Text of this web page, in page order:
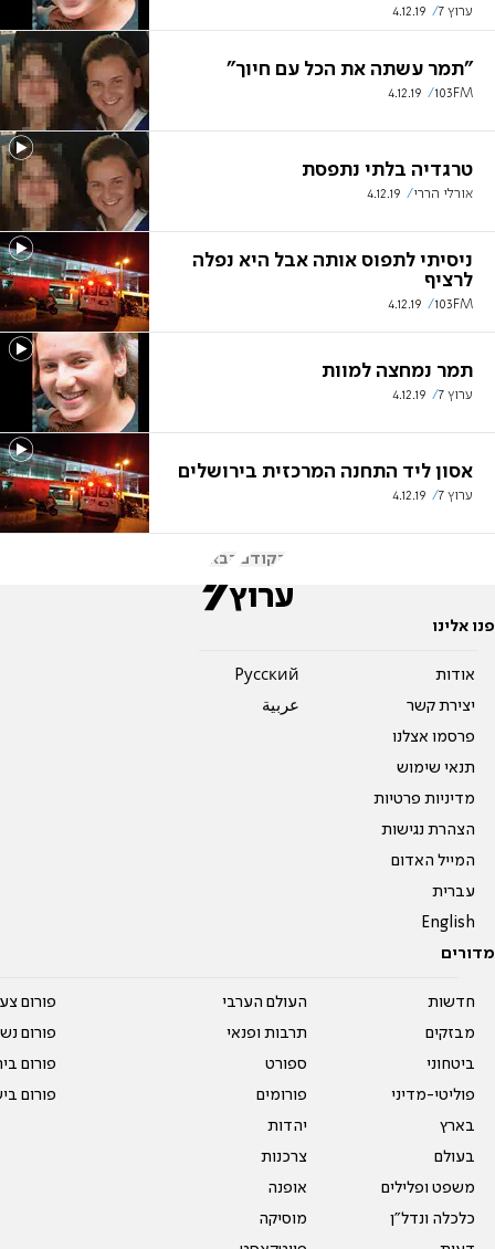
ערוץ 7 4.12.19
"תמר עשתה את הכל עם חיוך"
103FM
4.12.19
טרגדיה בלתי נתפסת
אורלי הררי 4.12.19
ניסיתי לתפוס אותה אבל היא נפלה
לרציף
103FM
4.12.19
תמר נמחצה למוות
ערוץ 7 4.12.19
אסון ליד התחנה המרכזית בירושלים
ערוץ 7 4.12.19
הקודם הבא
פנו אלינו
אודות
יצירת קשר
פרסמו אצלנו
תנאי שימוש
מדיניות פרטיות
הצהרת נגישות
המייל האדום
עברית
English
Pусский
عربية
מדורים
חדשות
מבזקים
ביטחוני
פוליטי-מדיני
בארץ
בעולם
משפט ופלילים
כלכלה ונדל"ן
העולם הערבי
תרבות ופנאי
ספורט
פורומים
יהדות
צרכנות
אופנה
מוסיקה
פורום
פורום
פורום
פורום